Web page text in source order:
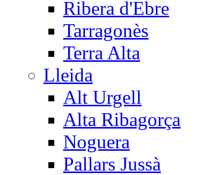
Ribera d'Ebre
Tarragonès
Terra Alta
Lleida
Alt Urgell
Alta Ribagorça
Noguera
Pallars Jussà